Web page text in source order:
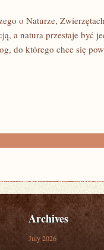
o Naturze,
a natura przestaje być
do którego chce się
Archives
July 2026